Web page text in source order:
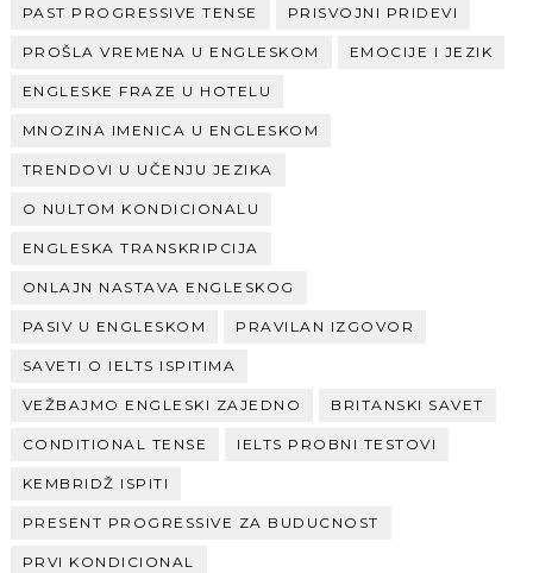
PAST PROGRESSIVE TENSE PRISVOJNI PRIDEVI
PROŠLA VREMENA U ENGLESKOM EMOCIJE I JEZIK
ENGLESKE FRAZE U HOTELU
MNOZINA IMENICA U ENGLESKOM
TRENDOVI U UČENJU JEZIKA
O NULTOM KONDICIONALU
ENGLESKA TRANSKRIPCIJA
ONLAJN NASTAVA ENGLESKOG
PASIV U ENGLESKOM PRAVILAN IZGOVOR
SAVETI O IELTS ISPITIMA
VEŽBAJMO ENGLESKI ZAJEDNO BRITANSKI SAVET
CONDITIONAL TENSE IELTS PROBNI TESTOVI
KEMBRIDŽ ISPITI
PRESENT PROGRESSIVE ZA BUDUCNOST
PRVI KONDICIONAL